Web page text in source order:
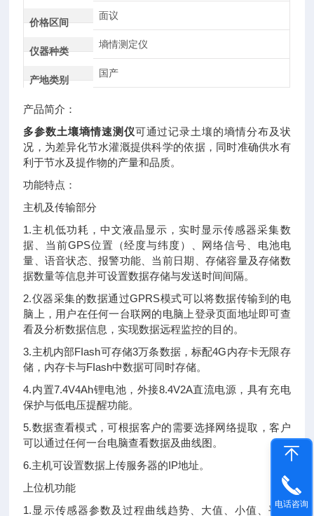
价格区间
面议
仪器种类
墒情测定仪
产地类别
国产
产品简介：
多参数土壤墒情速测仪可通过记录土壤的墒情分布及状
况，为差异化节水灌溉提供科学的依据，同时准确供水有
利于节水及提作物的产量和品质。
功能特点：
主机及传输部分
1.主机低功耗，中文液晶显示，实时显示传感器采集数
据、当前GPS位置（经度与纬度）、网络信号、电池电
量、语音状态、报警功能、当前日期、存储容量及存储数
据数量等信息并可设置数据存储与发送时间间隔。
2.仪器采集的数据通过GPRS模式可以将数据传输到的电
脑上，用户在任何一台联网的电脑上登录页面地址即可查
看及分析数据信息，实现数据远程监控的目的。
3.主机内部FIash可存储3万条数据，标配4G内存卡无限存
储，内存卡与FIash中数据可同时存储。
4.内置7.4V4Ah锂电池，外接8.4V2A直流电源，具有充电
保护与低电压提醒功能。
5.数据查看模式，可根据客户的需要选择网络提取，客户
可以通过任何一台电脑查看数据及曲线图。
6.主机可设置数据上传服务器的IP地址。
上位机功能
1.显示传感器参数及过程曲线趋势、大值、小值、平均
电话咨询